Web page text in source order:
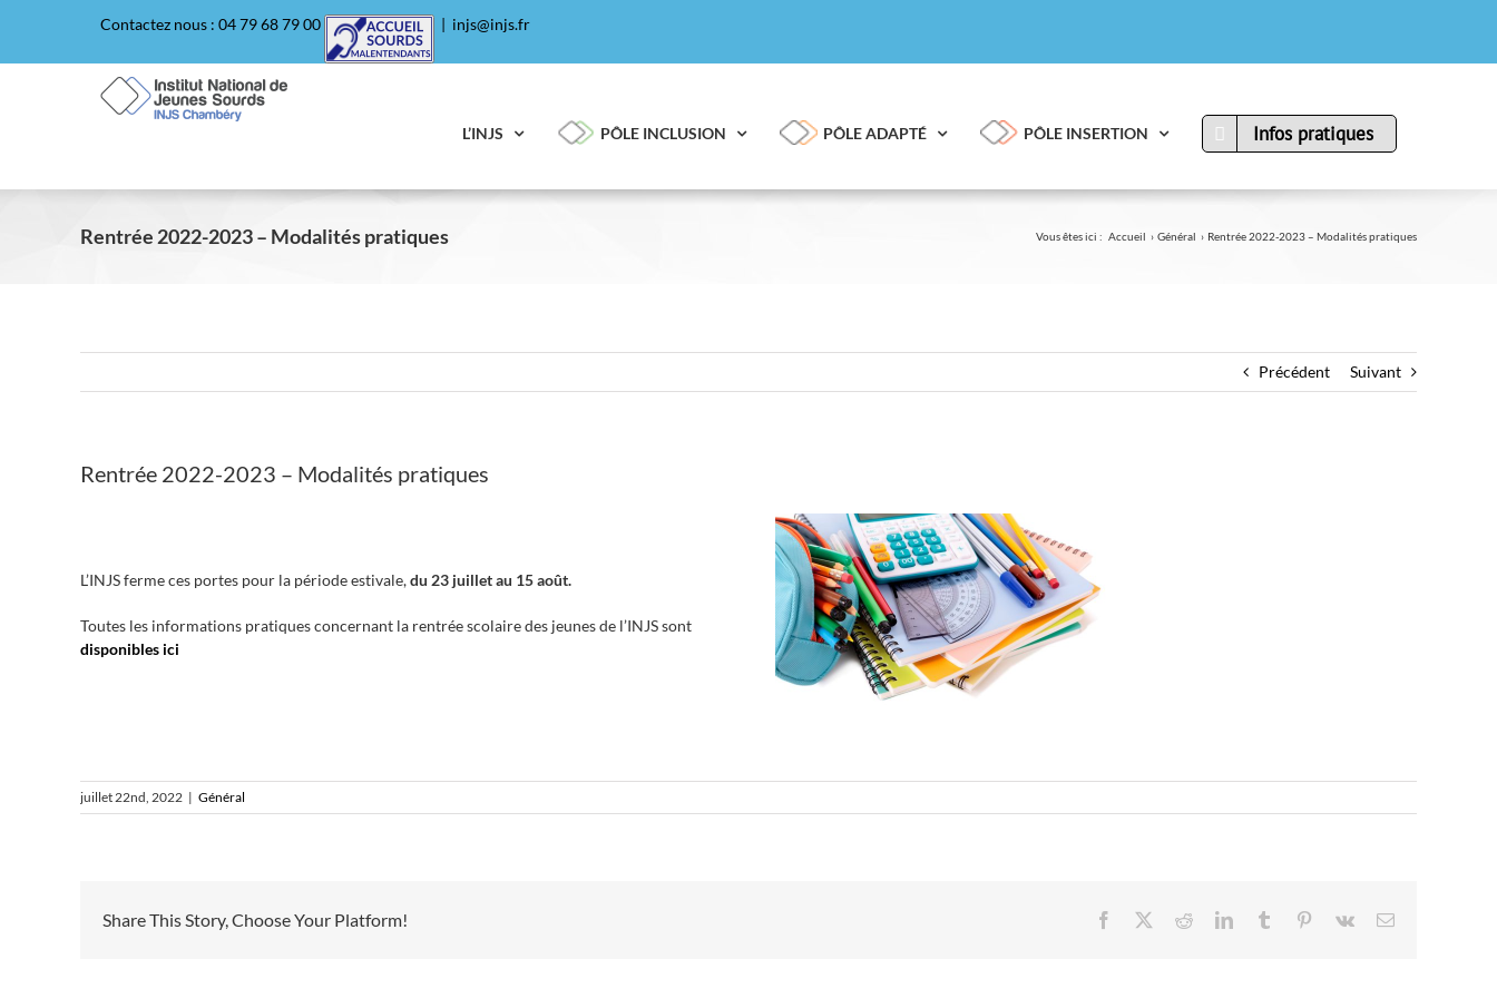
Contactez nous : 04 79 68 79 00 | injs@injs.fr
L’INJS PÔLE INCLUSION PÔLE ADAPTÉ PÔLE INSERTION Infos pratiques
Rentrée 2022-2023 – Modalités pratiques Vous êtes ici : Accueil Général Rentrée 2022-2023 – Modalités pratiques
Précédent Suivant
Rentrée 2022-2023 – Modalités pratiques
L’INJS ferme ces portes pour la période estivale,du 23 juillet au 15 août.
Toutes les informations pratiques concernant la rentrée scolaire des jeunes de l’INJS sont
disponibles ici
juillet 22nd, 2022 | Général
Share This Story, Choose Your Platform! Facebook RedditLinkedInTumblr Pinterest
Vk Email